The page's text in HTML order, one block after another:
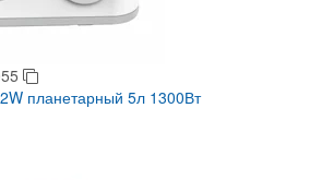
планетарный 5л 1300Вт